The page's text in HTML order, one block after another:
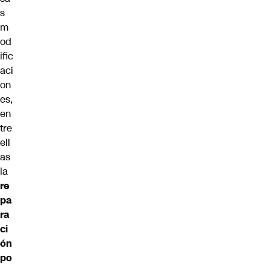
s
m
od
ific
aci
on
es,
en
tre
ell
as
la
re
pa
ra
ci
ón
po